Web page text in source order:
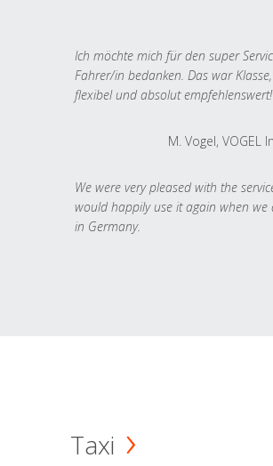
Ich möchte mich für den super
Fahrer/in bedanken. Das war
flexibel und absolut empfehlenswert!
M. Vogel, VOGEL
We were very pleased with the
would happily use it again when we
in Germany.
Taxi